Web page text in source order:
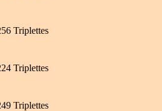
Triplettes
Triplettes
Triplettes